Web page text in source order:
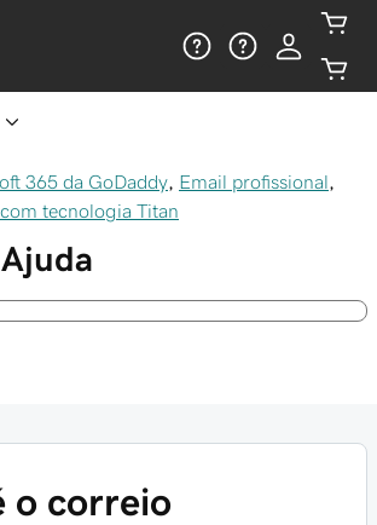
365 da GoDaddy Email profissional
tecnologia Titan
Ajuda
o correio